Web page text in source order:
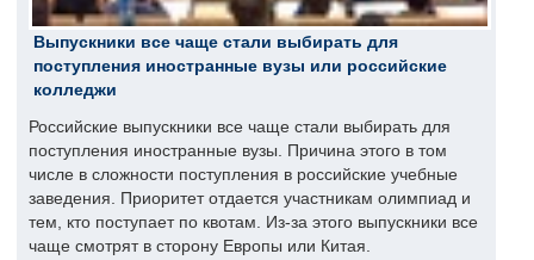
Выпускники все чаще стали выбирать для
поступления иностранные вузы или российские
колледжи
Российские выпускники все чаще стали выбирать для
поступления иностранные вузы. Причина этого в том
числе в сложности поступления в российские учебные
заведения. Приоритет отдается участникам олимпиад и
тем, кто поступает по квотам. Из-за этого выпускники все
чаще смотрят в сторону Европы или Китая.